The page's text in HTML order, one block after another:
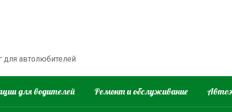
для автолюбителей
для водителей Ремонт и обслуживание